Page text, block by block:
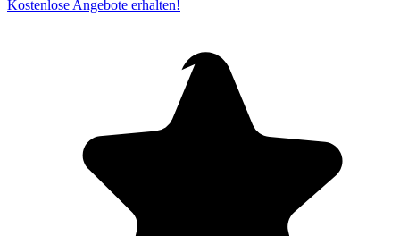
Kostenlose Angebote erhalten!